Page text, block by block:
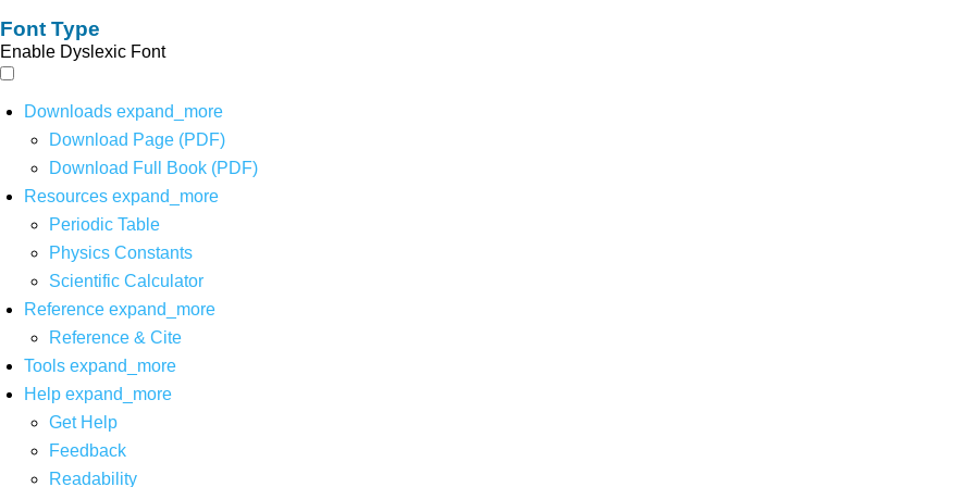
Font Type
Enable Dyslexic Font
Downloads expand_more
Download Page (PDF)
Download Full Book (PDF)
Resources expand_more
Periodic Table
Physics Constants
Scientific Calculator
Reference expand_more
Reference & Cite
Tools expand_more
Help expand_more
Get Help
Feedback
Readability